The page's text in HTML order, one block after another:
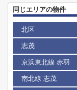
同じエリアの物件
北区
志茂
京浜東北線 赤羽
南北線 志茂